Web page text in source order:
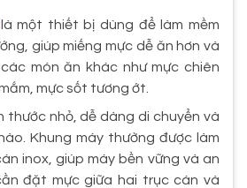
là một thiết bị dùng để làm mềm
giúp miếng mực dễ ăn hơn và
món ăn khác như mực chiên
mực sốt tương ớt.
thước nhỏ, dễ dàng di chuyển và
Khung máy thường được làm
inox, giúp máy bền vững và an
đặt mực giữa hai trục cán và